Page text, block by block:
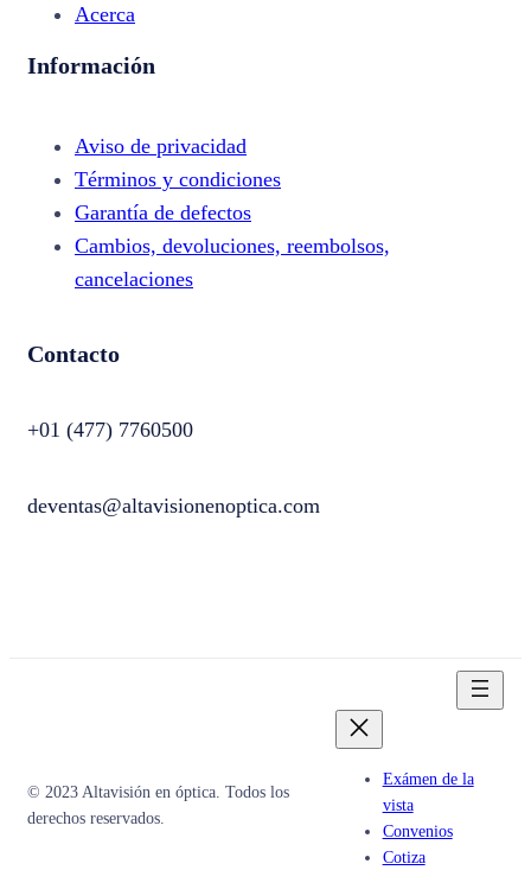
Acerca
Información
Aviso de privacidad
Términos y condiciones
Garantía de defectos
Cambios, devoluciones, reembolsos,
cancelaciones
Contacto
+01 (477) 7760500
deventas@altavisionenoptica.com
© 2023 Altavisión en óptica. Todos los
derechos reservados.
Exámen de la
vista
Convenios
Cotiza